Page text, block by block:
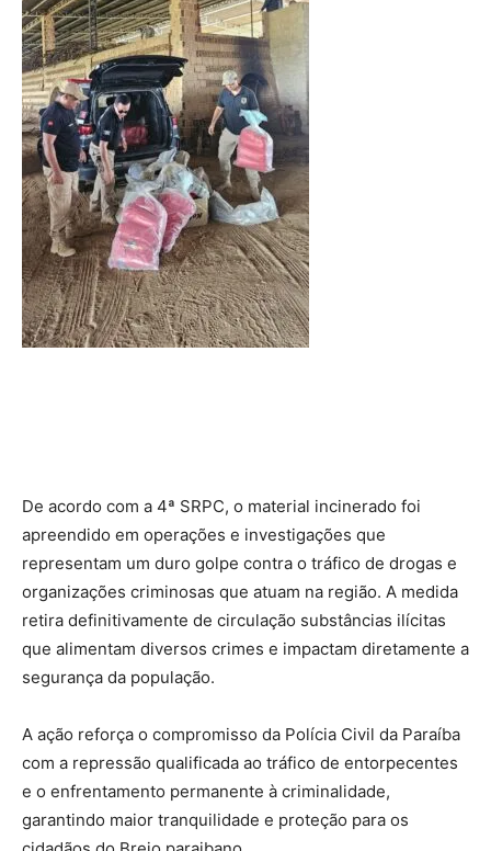
De acordo com a 4ª SRPC, o material incinerado foi
apreendido em operações e investigações que
representam um duro golpe contra o tráfico de drogas e
organizações criminosas que atuam na região. A medida
retira definitivamente de circulação substâncias ilícitas
que alimentam diversos crimes e impactam diretamente a
segurança da população.
A ação reforça o compromisso da Polícia Civil da Paraíba
com a repressão qualificada ao tráfico de entorpecentes
e o enfrentamento permanente à criminalidade,
garantindo maior tranquilidade e proteção para os